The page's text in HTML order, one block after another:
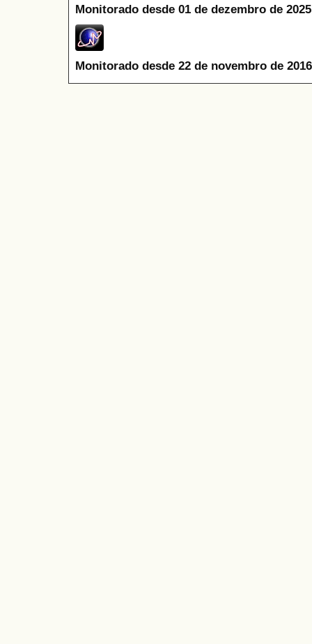
Monitorado desde 01 de dezembro de
Monitorado desde 22 de novembro de